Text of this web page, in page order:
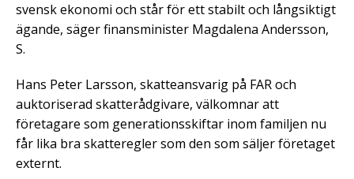
svensk ekonomi och står för ett stabilt och långsiktigt
ägande, säger finansminister Magdalena Andersson,
S.
Hans Peter Larsson, skatteansvarig på FAR och
auktoriserad skatterådgivare, välkomnar att
företagare som generationsskiftar inom familjen nu
får lika bra skatteregler som den som säljer företaget
externt.